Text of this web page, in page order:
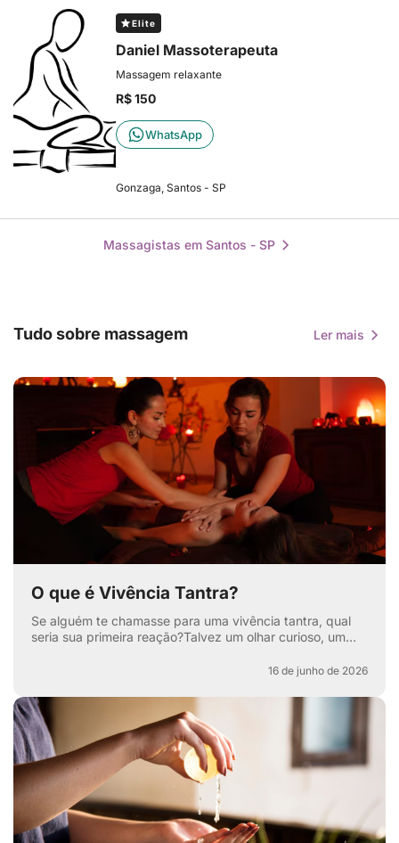
Elite
Daniel Massoterapeuta
Massagem relaxante
R$ 150
WhatsApp
Gonzaga, Santos - SP
Massagistas em Santos - SP
Tudo sobre massagem Ler mais
O que é Vivência Tantra?
Se alguém te chamasse para uma vivência tantra, qual
seria sua primeira reação?Talvez um olhar curioso, um
16 de junho de 2026